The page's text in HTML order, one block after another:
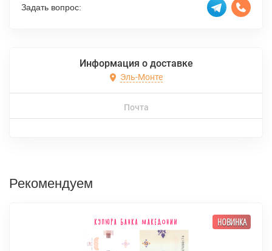
Задать вопрос:
Информация о доставке
Эль-Монте
Почта
Рекомендуем
НОВИНКА